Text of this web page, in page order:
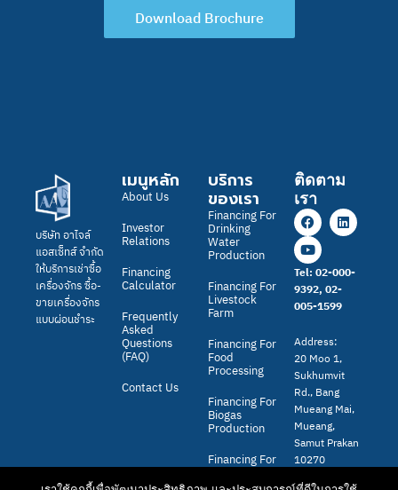
Download Brochure
บริษัท อาไจล์
แอสเซ็ทส์ จำกัด
ให้บริการเช่าซื้อ
เครื่องจักร ซื้อ-
ขายเครื่องจักร
แบบผ่อนชำระ
เมนูหลัก
About Us
Investor
Relations
Financing
Calculator
Frequently
Asked
Questions
(FAQ)
Contact Us
บริการ
ของเรา
Financing For
Drinking
Water
Production
Financing For
Livestock
Farm
Financing For
Food
Processing
Financing For
Biogas
Production
Financing For
Generation
ติดตาม
เรา
F
a
c
e
b
o
o
k
L
i
n
e
d
Y
o
u
t
u
b
e
Tel: 02-000-
9392, 02-
005-1599
Address:
20 Moo 1,
Sukhumvit
Rd., Bang
Mueang Mai,
Mueang,
Samut Prakan
10270